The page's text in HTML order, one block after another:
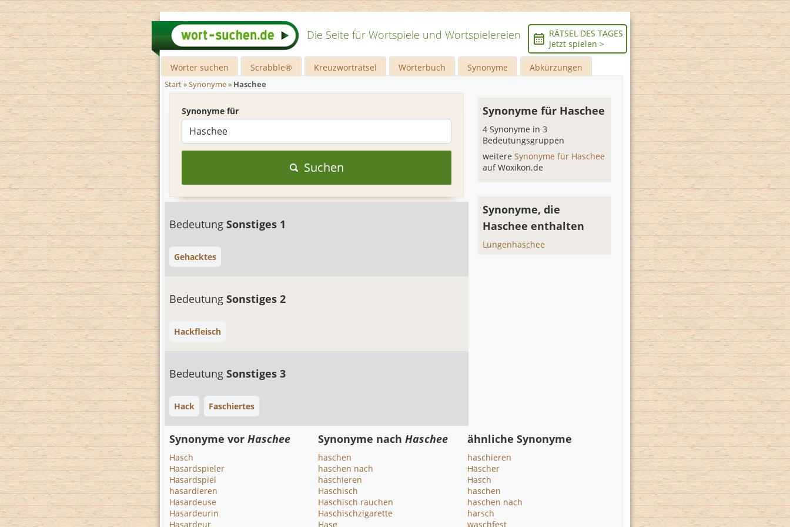
Die Seite für Wortspiele und Wortspielereien
RÄTSEL DES TAGES
Jetzt spielen >
Wörter suchen Scrabble® Kreuzworträtsel Wörterbuch Synonyme Abkürzungen
Start»Synonyme» Haschee
Synonyme für
Suchen
Bedeutung Sonstiges 1
Gehacktes
Bedeutung Sonstiges 2
Hackfleisch
Bedeutung Sonstiges 3
Hack Faschiertes
Synonyme für Haschee
4 Synonyme in 3
Bedeutungsgruppen
weitereSynonyme für Haschee
auf Woxikon.de
Synonyme, die
Haschee enthalten
Lungenhaschee
Synonyme vor Haschee
Hasch
Hasardspieler
Hasardspiel
hasardieren
Hasardeuse
Hasardeurin
Hasardeur
Synonyme nachHaschee
haschen
haschen nach
haschieren
Haschisch
Haschisch rauchen
Haschischzigarette
Hase
ähnliche Synonyme
haschieren
Häscher
Hasch
haschen
haschen nach
harsch
waschfest